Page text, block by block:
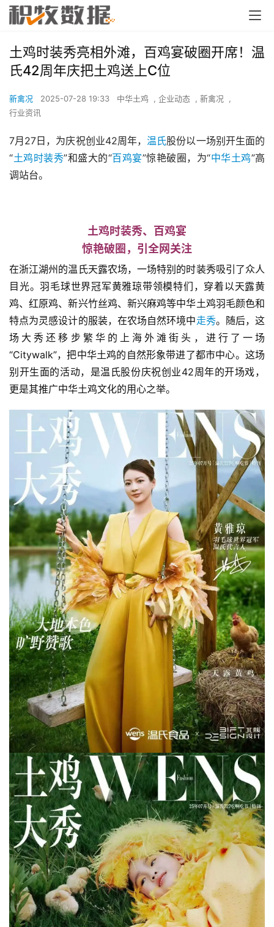
土鸡时装秀亮相外滩，百鸡宴破圈开席！温
氏42周年庆把土鸡送上C位
新禽况 2025-07-28 19:33 中华土鸡 , 企业动态 , 新禽况
,
行业资讯
7月27日，为庆祝创业42周年，温氏股份以一场别开生面的
“土鸡时装秀”和盛大的“百鸡宴”惊艳破圈，为“中华土鸡”高
调站台。
土鸡时装秀、百鸡宴
惊艳破圈，引全网关注
在浙江湖州的温氏天露农场，一场特别的时装秀吸引了众人
目光。羽毛球世界冠军黄雅琼带领模特们，穿着以天露黄
鸡、红原鸡、新兴竹丝鸡、新兴麻鸡等中华土鸡羽毛颜色和
特点为灵感设计的服装，在农场自然环境中走秀。随后，这
场大秀还移步繁华的上海外滩街头，进行了一场
“Citywalk”，把中华土鸡的自然形象带进了都市中心。这场
别开生面的活动，是温氏股份庆祝创业42周年的开场戏，
更是其推广中华土鸡文化的用心之举。